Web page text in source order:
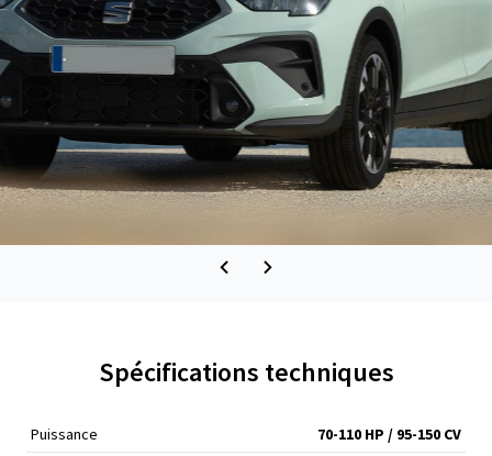
Spécifications techniques
Puissance
70-110 HP / 95-150 CV